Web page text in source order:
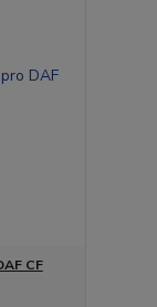
CF